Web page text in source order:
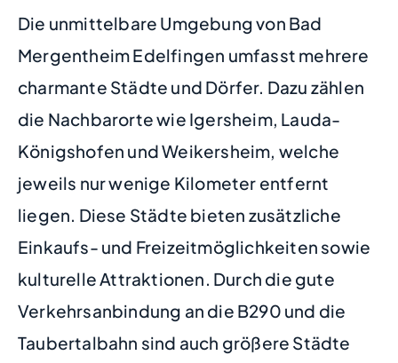
Die unmittelbare Umgebung von Bad
Mergentheim Edelfingen umfasst mehrere
charmante Städte und Dörfer. Dazu zählen
die Nachbarorte wie Igersheim, Lauda-
Königshofen und Weikersheim, welche
jeweils nur wenige Kilometer entfernt
liegen. Diese Städte bieten zusätzliche
Einkaufs- und Freizeitmöglichkeiten sowie
kulturelle Attraktionen. Durch die gute
Verkehrsanbindung an die B290 und die
Taubertalbahn sind auch größere Städte